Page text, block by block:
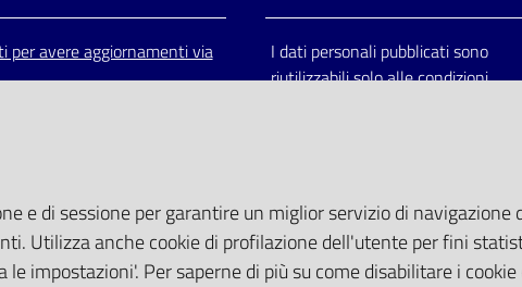
per avere aggiornamenti via
I dati personali pubblicati sono
riutilizzabili solo alle condizioni
e di sessione per garantire un miglior servizio di
Utilizza anche cookie di profilazione dell'utente per fini
impostazioni'. Per saperne di più su come disabilitare i